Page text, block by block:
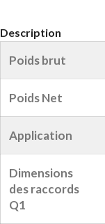
Description
Poids brut
Poids Net
Application
Dimensions
des raccords
Q1